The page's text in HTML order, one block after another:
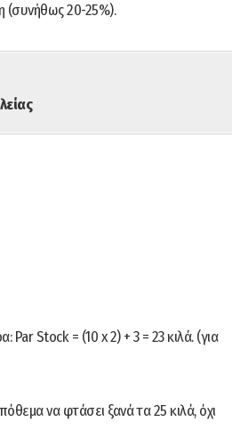
(συνήθως 20-25%).
Stock = (10 x 2) + 3 = 23 κιλά. (για
να φτάσει ξανά τα 25 κιλά, όχι